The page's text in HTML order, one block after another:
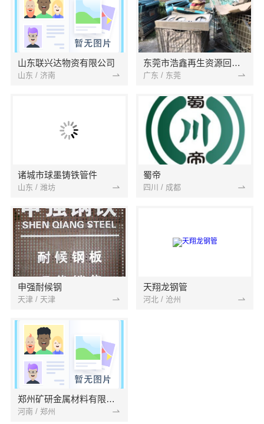
山东联兴达物资有限公司
山东 / 济南
东莞市浩鑫再生资源回收有限公司
广东 / 东莞
诸城市球墨铸铁管件
山东 / 潍坊
蜀帝
四川 / 成都
申强耐候钢
天津 / 天津
天翔龙钢管
河北 / 沧州
郑州矿研金属材料有限公司
河南 / 郑州